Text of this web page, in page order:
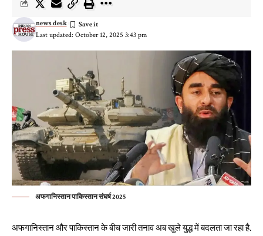
Last updated: October 12, 2025 3:43 pm
news desk
अफगानिस्तान पाकिस्तान संघर्ष 2025
अफगानिस्तान और पाकिस्तान के बीच जारी तनाव अब खुले युद्ध में बदलता जा रहा है.